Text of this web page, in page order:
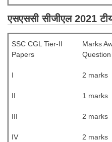
एसएससी सीजीएल 2021
SSC CGL Tier-II
Papers
Marks
Question
I 2 marks
II 1 marks
III 2 marks
IV 2 marks